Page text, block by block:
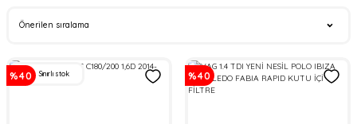
%40 Sınırlı stok %40